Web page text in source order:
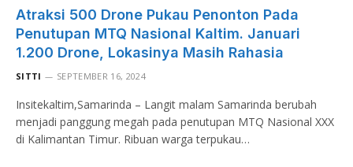
Atraksi 500 Drone Pukau Penonton Pada
Penutupan MTQ Nasional Kaltim. Januari
1.200 Drone, Lokasinya Masih Rahasia
SITTI SEPTEMBER 16, 2024
Insitekaltim,Samarinda – Langit malam Samarinda berubah
menjadi panggung megah pada penutupan MTQ Nasional XXX
di Kalimantan Timur. Ribuan warga terpukau…